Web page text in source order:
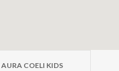
AURA COELI KIDS